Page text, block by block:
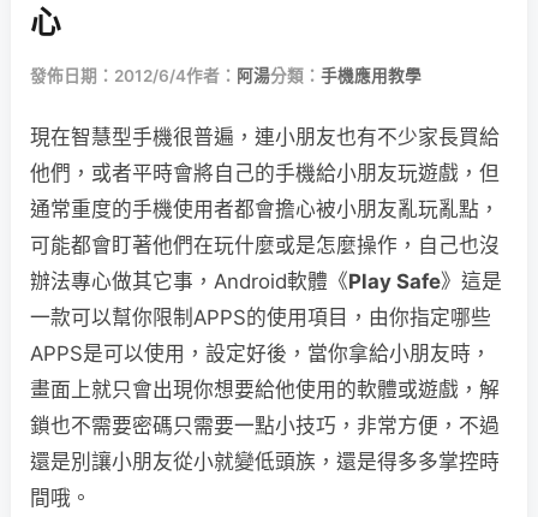
心
發佈日期：2012/6/4作者： 阿湯分類： 手機應用教學
現在智慧型手機很普遍，連小朋友也有不少家長買給
他們，或者平時會將自己的手機給小朋友玩遊戲，但
通常重度的手機使用者都會擔心被小朋友亂玩亂點，
可能都會盯著他們在玩什麼或是怎麼操作，自己也沒
辦法專心做其它事，Android軟體《Play Safe》這是
一款可以幫你限制APPS的使用項目，由你指定哪些
APPS是可以使用，設定好後，當你拿給小朋友時，
畫面上就只會出現你想要給他使用的軟體或遊戲，解
鎖也不需要密碼只需要一點小技巧，非常方便，不過
還是別讓小朋友從小就變低頭族，還是得多多掌控時
間哦。